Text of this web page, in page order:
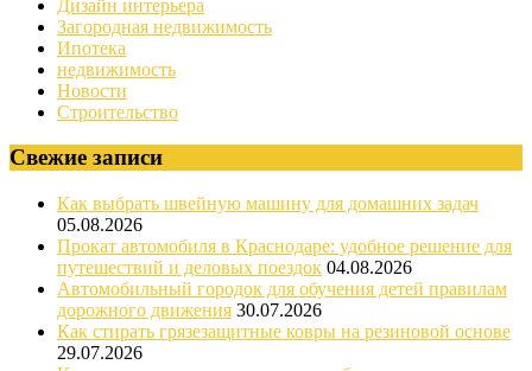
Дизайн интерьера
Загородная недвижимость
Ипотека
недвижимость
Новости
Строительство
Свежие записи
Как выбрать швейную машину для домашних задач
05.08.2026
Прокат автомобиля в Краснодаре: удобное решение для
путешествий и деловых поездок 04.08.2026
Автомобильный городок для обучения детей правилам
дорожного движения 30.07.2026
Как стирать грязезащитные ковры на резиновой основе
29.07.2026